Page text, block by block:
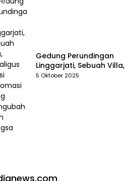
Gedung Perundingan
Linggarjati, Sebuah Villa,
Sekaligus Saksi Diplomasi
5 Oktober 2025